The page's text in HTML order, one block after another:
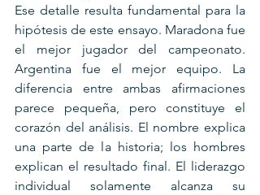
Ese detalle resulta fundamental para la
hipótesis de este ensayo. Maradona fue
el mejor jugador del campeonato.
Argentina fue el mejor equipo. La
diferencia entre ambas afirmaciones
parece pequeña, pero constituye el
corazón del análisis. El nombre explica
una parte de la historia; los hombres
explican el resultado final. El liderazgo
individual solamente alcanza su